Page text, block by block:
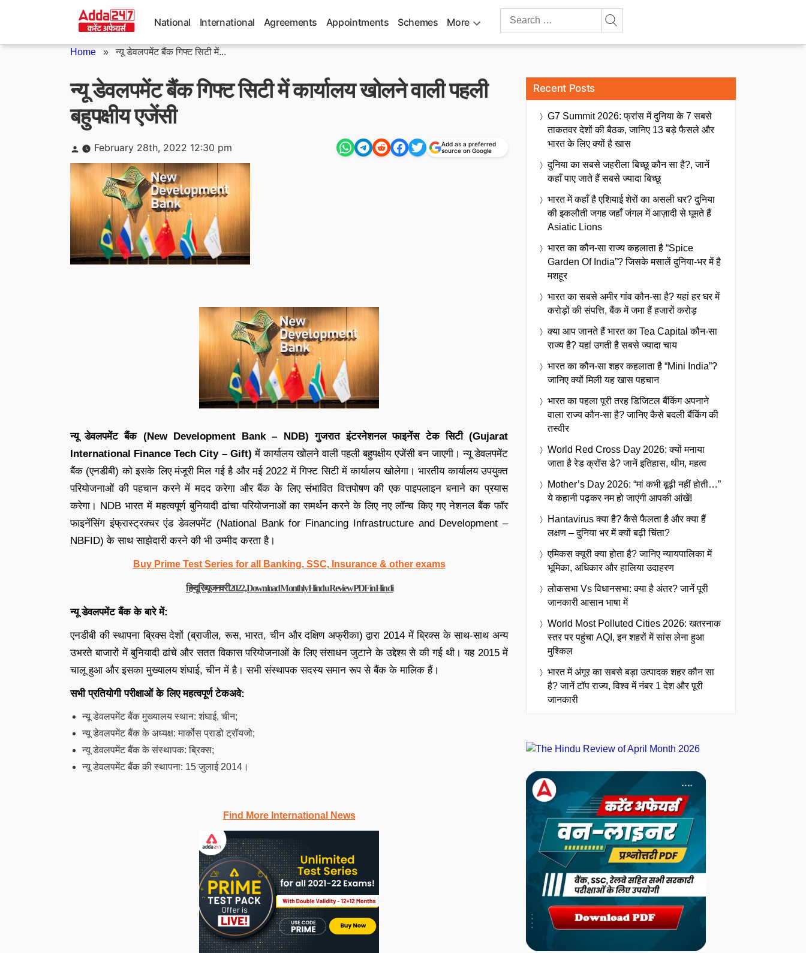
National International Agreements Appointments Schemes More
Search
Home »न्यू डेवलपमेंट बैंक गिफ्ट सिटी में...
न्यू डेवलपमेंट बैंक गिफ्ट सिटी में कार्यालय खोलने वाली पहली
बहुपक्षीय एजेंसी
Posted
by
February 28th, 2022 12:30 pm
Add as a preferred
source on Google
न्यू डेवलपमेंट बैंक (New Development Bank – NDB) गुजरात इंटरनेशनल फाइनेंस टेक सिटी (Gujarat
International Finance Tech City – Gift) में कार्यालय खोलने वाली पहली बहुपक्षीय एजेंसी बन जाएगी। न्यू डेवलपमेंट
बैंक (एनडीबी) को इसके लिए मंजूरी मिल गई है और मई 2022 में गिफ्ट सिटी में कार्यालय खोलेगा। भारतीय कार्यालय उपयुक्त
परियोजनाओं की पहचान करने में मदद करेगा और बैंक के लिए संभावित वित्तपोषण की एक पाइपलाइन बनाने का प्रयास
करेगा। NDB भारत में महत्वपूर्ण बुनियादी ढांचा परियोजनाओं का समर्थन करने के लिए नए लॉन्च किए गए नेशनल बैंक फॉर
फाइनेंसिंग इंफ्रास्ट्रक्चर एंड डेवलपमेंट (National Bank for Financing Infrastructure and Development –
NBFID) के साथ साझेदारी करने की भी उम्मीद करता है।
Buy Prime Test Series for all Banking, SSC, Insurance & other exams
हिन्दू रिव्यू जनवरी 2022, Download Monthly Hindu Review PDF in Hindi
न्यू डेवलपमेंट बैंक के बारे में:
एनडीबी की स्थापना ब्रिक्स देशों (ब्राजील, रूस, भारत, चीन और दक्षिण अफ्रीका) द्वारा 2014 में ब्रिक्स के साथ-साथ अन्य
उभरते बाजारों में बुनियादी ढांचे और सतत विकास परियोजनाओं के लिए संसाधन जुटाने के उद्देश्य से की गई थी। यह 2015 में
चालू हुआ और इसका मुख्यालय शंघाई, चीन में है। सभी संस्थापक सदस्य समान रूप से बैंक के मालिक हैं।
सभी प्रतियोगी परीक्षाओं के लिए महत्वपूर्ण टेकअवे:
न्यू डेवलपमेंट बैंक मुख्यालय स्थान: शंघाई, चीन;
न्यू डेवलपमेंट बैंक के अध्यक्ष: मार्कोस प्राडो ट्रॉयजो;
न्यू डेवलपमेंट बैंक के संस्थापक: ब्रिक्स;
न्यू डेवलपमेंट बैंक की स्थापना: 15 जुलाई 2014।
Find More International News
Recent Posts
G7 Summit 2026: फ्रांस में दुनिया के 7 सबसे
ताकतवर देशों की बैठक, जानिए 13 बड़े फैसले और
भारत के लिए क्यों है खास
दुनिया का सबसे जहरीला बिच्छू कौन सा है?, जानें
कहाँ पाए जाते हैं सबसे ज्यादा बिच्छू
भारत में कहाँ है एशियाई शेरों का असली घर? दुनिया
की इकलौती जगह जहाँ जंगल में आज़ादी से घूमते हैं
Asiatic Lions
भारत का कौन-सा राज्य कहलाता है “Spice
Garden Of India”? जिसके मसालें दुनिया-भर में है
मशहूर
भारत का सबसे अमीर गांव कौन-सा है? यहां हर घर में
करोड़ों की संपत्ति, बैंक में जमा हैं हजारों करोड़
क्या आप जानते हैं भारत का Tea Capital कौन-सा
राज्य है? यहां उगती है सबसे ज्यादा चाय
भारत का कौन-सा शहर कहलाता है “Mini India”?
जानिए क्यों मिली यह खास पहचान
भारत का पहला पूरी तरह डिजिटल बैंकिंग अपनाने
वाला राज्य कौन-सा है? जानिए कैसे बदली बैंकिंग की
तस्वीर
World Red Cross Day 2026: क्यों मनाया
जाता है रेड क्रॉस डे? जानें इतिहास, थीम, महत्व
Mother’s Day 2026: “मां कभी बूढ़ी नहीं होती…”
ये कहानी पढ़कर नम हो जाएंगी आपकी आंखें!
Hantavirus क्या है? कैसे फैलता है और क्या हैं
लक्षण – दुनिया भर में क्यों बढ़ी चिंता?
एमिकस क्यूरी क्या होता है? जानिए न्यायपालिका में
भूमिका, अधिकार और हालिया उदाहरण
लोकसभा Vs विधानसभा: क्या है अंतर? जानें पूरी
जानकारी आसान भाषा में
World Most Polluted Cities 2026: खतरनाक
स्तर पर पहुंचा AQI, इन शहरों में सांस लेना हुआ
मुश्किल
भारत में अंगूर का सबसे बड़ा उत्पादक शहर कौन सा
है? जानें टॉप राज्य, विश्व में नंबर 1 देश और पूरी
जानकारी